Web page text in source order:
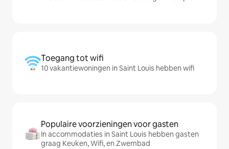
Toegang tot wifi
10 vakantiewoningen in Saint Louis hebben wifi
Populaire voorzieningen voor gasten
In accommodaties in Saint Louis hebben gasten
graag Keuken, Wifi, en Zwembad